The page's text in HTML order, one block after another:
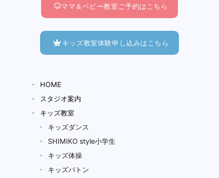
ママ＆ベビー教室ご予約はこちら
キッズ教室体験申し込みはこちら
HOME
スタジオ案内
キッズ教室
キッズダンス
SHIMIKO style小学生
キッズ体操
キッズバトン